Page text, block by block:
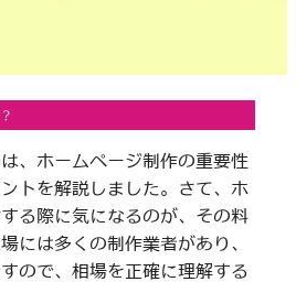
、ホームページ制作の重要性
トを解説しました。さて、ホ
る際に気になるのが、その料
には多くの制作業者があり、
ので、相場を正確に理解する